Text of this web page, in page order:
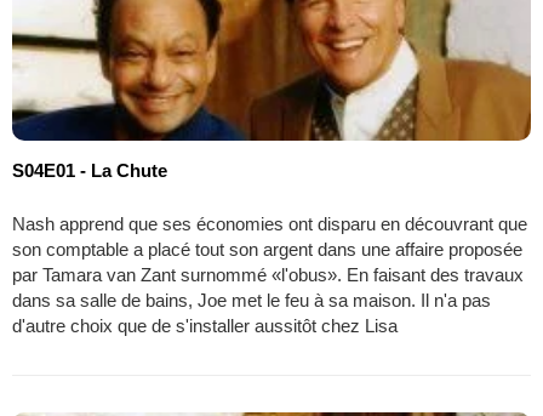
S04E01 - La Chute
Nash apprend que ses économies ont disparu en découvrant que
son comptable a placé tout son argent dans une affaire proposée
par Tamara van Zant surnommé «l'obus». En faisant des travaux
dans sa salle de bains, Joe met le feu à sa maison. Il n'a pas
d'autre choix que de s'installer aussitôt chez Lisa